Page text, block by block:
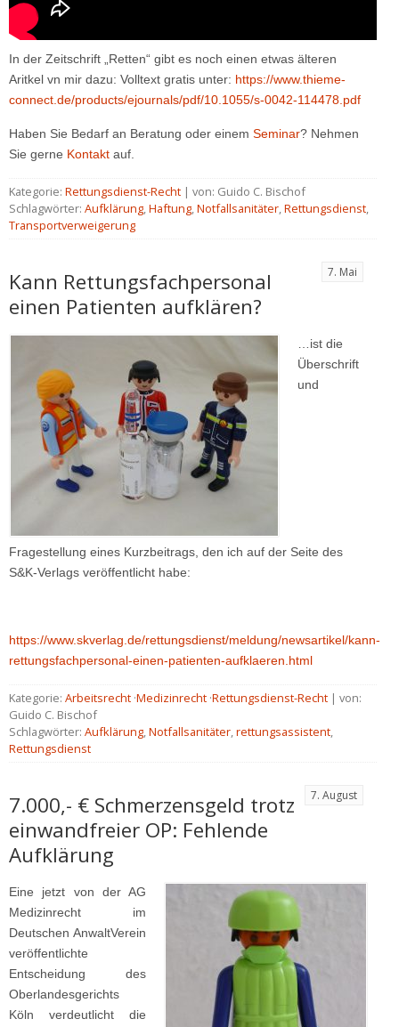
In der Zeitschrift „Retten“ gibt es noch einen etwas älteren
Aritkel vn mir dazu: Volltext gratis unter: https://www.thieme-
connect.de/products/ejournals/pdf/10.1055/s-0042-114478.pdf
Haben Sie Bedarf an Beratung oder einem Seminar? Nehmen
Sie gerne Kontakt auf.
Kategorie: Rettungsdienst-Recht | von: Guido C. Bischof
Schlagwörter: Aufklärung,Haftung,Notfallsanitäter,Rettungsdienst,
Transportverweigerung
7. Mai
Kann Rettungsfachpersonal
einen Patienten aufklären?
…ist die
Überschrift
und
Fragestellung eines Kurzbeitrags, den ich auf der Seite des
S&K-Verlags veröffentlicht habe:
https://www.skverlag.de/rettungsdienst/meldung/newsartikel/kann-
rettungsfachpersonal-einen-patienten-aufklaeren.html
Kategorie: Arbeitsrecht ·Medizinrecht ·Rettungsdienst-Recht | von:
Guido C. Bischof
Schlagwörter: Aufklärung,Notfallsanitäter,rettungsassistent,
Rettungsdienst
7. August
7.000,- € Schmerzensgeld trotz
einwandfreier OP: Fehlende
Aufklärung
Eine jetzt von der AG
Medizinrecht im
Deutschen AnwaltVerein
veröffentlichte
Entscheidung des
Oberlandesgerichts
Köln verdeutlicht die